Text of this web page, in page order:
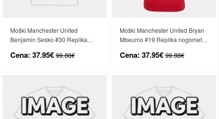
Moški Manchester United
Benjamin Sesko #30 Replika
Kratek Rokav
Cena: 37.95€ 99.88€
Moški Manchester United Bryan
Mbeumo #19 Replika nogometni
Rokav
Cena: 37.95€ 99.88€